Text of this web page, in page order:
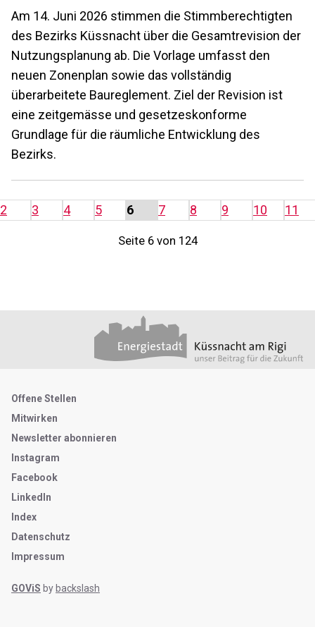
Am 14. Juni 2026 stimmen die Stimmberechtigten
des Bezirks Küssnacht über die Gesamtrevision der
Nutzungsplanung ab. Die Vorlage umfasst den
neuen Zonenplan sowie das vollständig
überarbeitete Baureglement. Ziel der Revision ist
eine zeitgemässe und gesetzeskonforme
Grundlage für die räumliche Entwicklung des
Bezirks.
2 3 4 5 6 7 8 9 10 11
Seite 6 von 124
Metanavigation
Offene Stellen
Mitwirken
Newsletter abonnieren
Instagram
Facebook
LinkedIn
Index
Datenschutz
Impressum
GOViS by backslash